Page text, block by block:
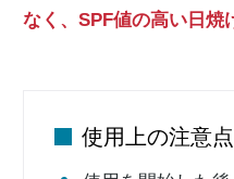
なく、SPF値の高い日焼
使用上の注意点